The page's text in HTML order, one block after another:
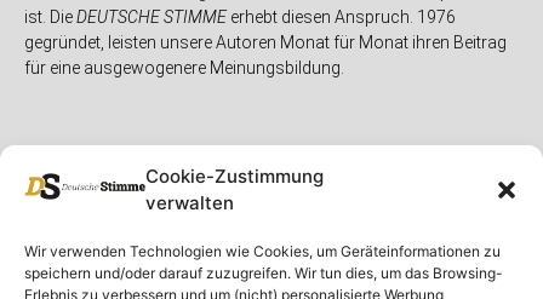
Cookie-Zustimmung
verwalten
Wir verwenden Technologien wie Cookies, um Geräteinformationen zu
speichern und/oder darauf zuzugreifen. Wir tun dies, um das Browsing-
Erlebnis zu verbessern und um (nicht) personalisierte Werbung
ist. DieDEUTSCHE STIMMEerhebt diesen Anspruch. 1976
gegründet, leisten unsere Autoren Monat für Monat ihren Beitrag
für eine ausgewogenere Meinungsbildung.
Unser Magazin
Spenden
Rubriken
Deutschland
Rechtliches
Rechtliche Hinweise